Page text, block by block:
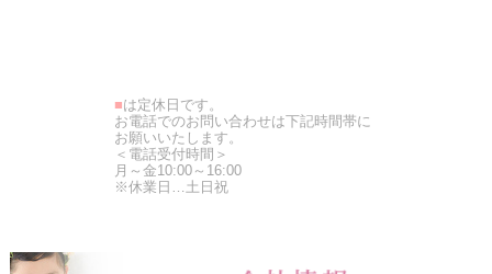
■は定休日です。
お電話でのお問い合わせは下記時間帯に
お願いいたします。
＜電話受付時間＞
月～金10:00～16:00
※休業日…土日祝